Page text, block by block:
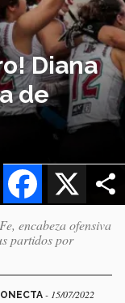
Diana
de
X
Facebook
encabeza ofensiva
partidos por
- 15/07/2022